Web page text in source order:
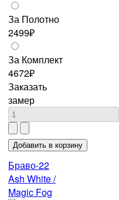
За Полотно
2499₽
За Комплект
4672₽
Заказать
замер
Браво-22
Ash White /
Magic Fog